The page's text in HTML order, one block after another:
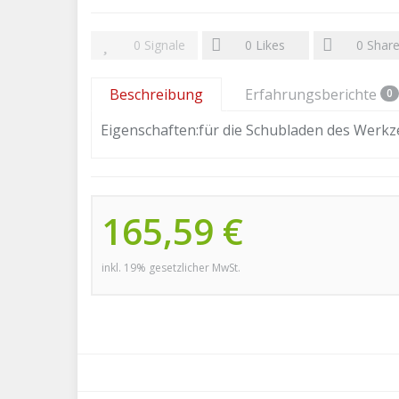
0 Signale 0 Likes 0
Beschreibung Erfahrungsberichte 0
Eigenschaften:für die Schubladen des
165,59 €
inkl. 19% gesetzlicher MwSt.